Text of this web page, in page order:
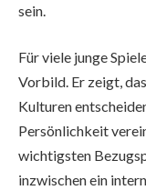
sein.
Für viele junge
Vorbild. Er zeigt,
Kulturen
Persönlichkeit
wichtigsten
inzwischen ein